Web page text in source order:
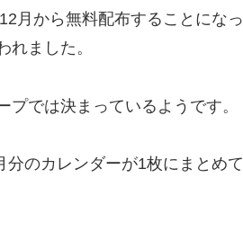
月から無料配布することになっ
ました。
では決まっているようです。
のカレンダーが1枚にまとめて